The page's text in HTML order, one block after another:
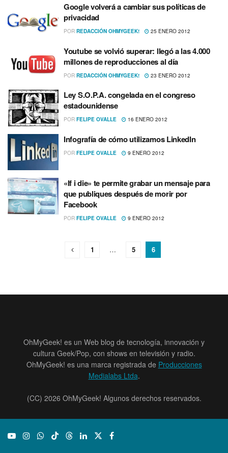
Google volverá a cambiar sus polí­ticas de
privacidad
POR REDACCIÓN OHMYGEEK! 25 ENERO 2012
Youtube se volvió superar: llegó a las 4.000
millones de reproducciones al dí­a
POR REDACCIÓN OHMYGEEK! 23 ENERO 2012
Ley S.O.P.A. congelada en el congreso
estadounidense
POR FELIPE OVALLE 16 ENERO 2012
Infografí­a de cómo utilizamos LinkedIn
POR FELIPE OVALLE 9 ENERO 2012
«If i die» te permite grabar un mensaje para
que publiques después de morir por
Facebook
POR FELIPE OVALLE 9 ENERO 2012
1 … 5 6
OhMyGeek! es un Web blog de tecnología, innovación y
cultura Geek/Pop, con shows en televisión y radio.
OhMyGeek! es una marca registrada de Producciones
Medialabs Ltda.
(CC) 2026 OhMyGeek! Algunos derechos reservados.